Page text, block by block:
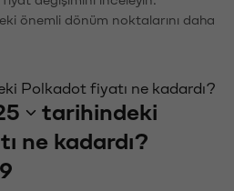
önemli dönüm noktalarını daha
Polkadot fiyatı ne kadardı?
tarihindeki
ne kadardı?